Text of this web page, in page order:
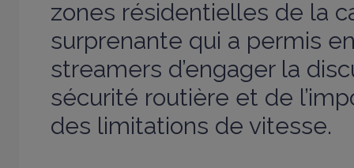
zones résidentielles de la
surprenante qui a permis
streamers d’engager la
sécurité routière et de
des limitations de vitesse.